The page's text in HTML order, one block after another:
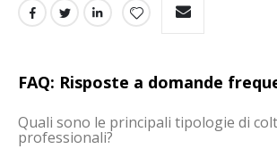
FAQ: Risposte a domande
Quali sono le principali tipologie di
professionali?